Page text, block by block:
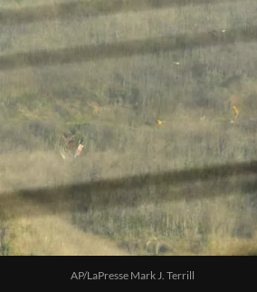
AP/LaPresse Mark J. Terrill